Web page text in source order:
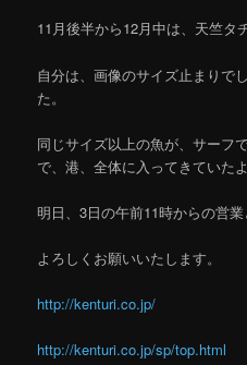
11月後半から12月中は、天竺タ
自分は、画像のサイズ止まりで
た。
同じサイズ以上の魚が、サーフ
で、港、全体に入ってきていたよ
明日、3日の午前11時からの営業
よろしくお願いいたします。
http://kenturi.co.jp/
http://kenturi.co.jp/sp/top.html